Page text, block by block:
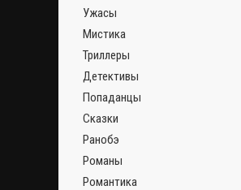
Ужасы
Мистика
Триллеры
Детективы
Попаданцы
Сказки
Ранобэ
Романы
Романтика